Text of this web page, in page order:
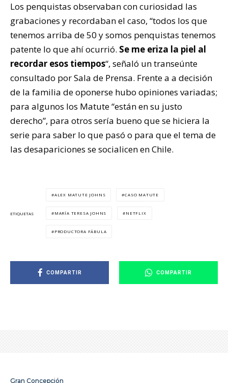
Los penquistas observaban con curiosidad las
grabaciones y recordaban el caso, “todos los que
tenemos arriba de 50 y somos penquistas tenemos
patente lo que ahí ocurrió. Se me eriza la piel al
recordar esos tiempos“, señaló un transeúnte
consultado por Sala de Prensa. Frente a a decisión
de la familia de oponerse hubo opiniones variadas;
para algunos los Matute “están en su justo
derecho”, para otros sería bueno que se hiciera la
serie para saber lo que pasó o para que el tema de
las desapariciones se socialicen en Chile.
ETIQUETAS
ALEX MATUTE JOHNS CASO MATUTE
MARÍA TERESA JOHNS NETFLIX
PRODUCTORA FÁBULA
COMPARTIR COMPARTIR
Gran Concepción